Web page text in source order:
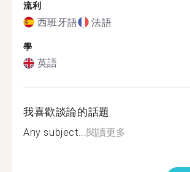
流利
西班牙語 法語
學
英語
我喜歡談論的話題
Any subject...閱讀更多